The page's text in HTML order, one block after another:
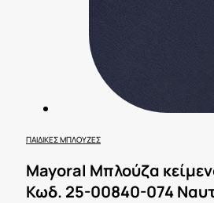
ΠΑΙΔΙΚΈΣ ΜΠΛΟΎΖΕΣ
Mayoral Μπλούζα
Κωδ. 25-00840-074